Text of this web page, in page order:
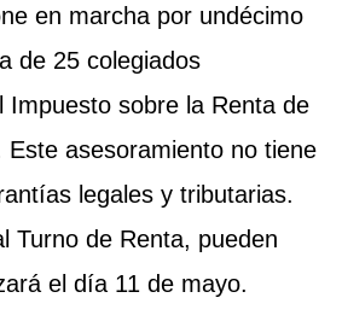
en marcha por undécimo
de 25 colegiados
Impuesto sobre la Renta de
asesoramiento no tiene
legales y tributarias.
Turno de Renta, pueden
el día 11 de mayo.